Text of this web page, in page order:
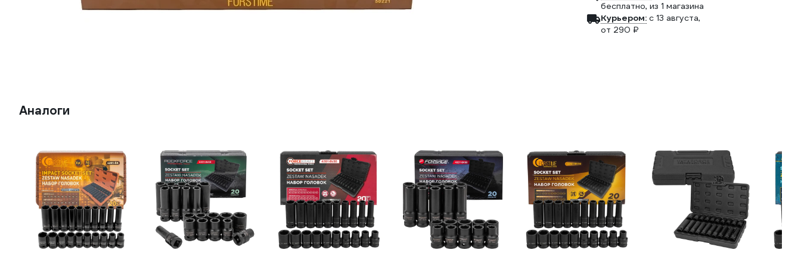
бесплатно, из 1 магазина
Курьером: c 13 августа,
от 290 ₽
Аналоги